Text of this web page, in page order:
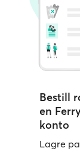
Bestill
en
konto
Lagre